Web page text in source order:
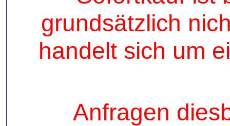
grundsätzlich
handelt sich um
Anfragen